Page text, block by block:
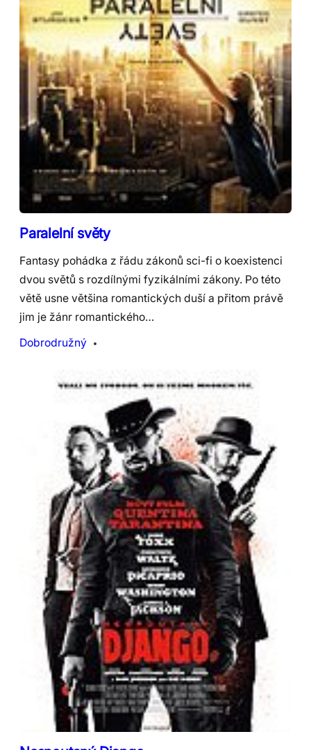
Paralelní světy
Fantasy pohádka z řádu zákonů sci-fi o koexistenci
dvou světů s rozdílnými fyzikálními zákony. Po této
větě usne většina romantických duší a přitom právě
jim je žánr romantického…
Dobrodružný